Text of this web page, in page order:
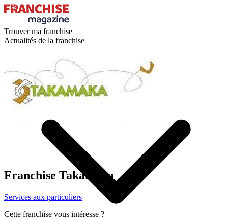
Trouver ma franchise
Actualités de la franchise
Franchise Takamaka
Services aux particuliers
Cette franchise vous intéresse ?